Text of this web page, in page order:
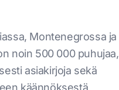
Montenegrossa ja
noin 500 000 puhujaa,
asiakirjoja sekä
käännöksestä